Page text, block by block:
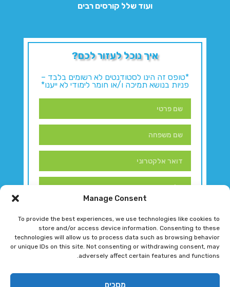
Manage Consent
To provide the best experiences, we use technologies like cookies to
store and/or access device information. Consenting to these
technologies will allow us to process data such as browsing behavior
or unique IDs on this site. Not consenting or withdrawing consent, may
adversely affect certain features and functions.
מסכים
ועוד שלל קורסים רבים
איך נוכל לעזור לכם?
*טופס זה הינו לסטודנטים לא רשומים בלבד –
פניות בנושא תמיכה ו/או חומר לימודי לא ייענו*